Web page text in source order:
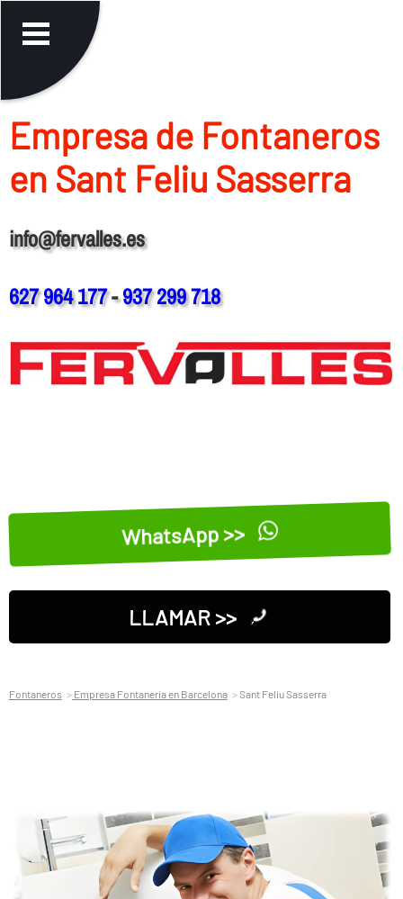
Empresa de Fontaneros
en Sant Feliu Sasserra
info@fervalles.es
627 964 177-937 299 718
WhatsApp >>
LLAMAR >>
Fontaneros Empresa Fontaneria en Barcelona Sant Feliu Sasserra